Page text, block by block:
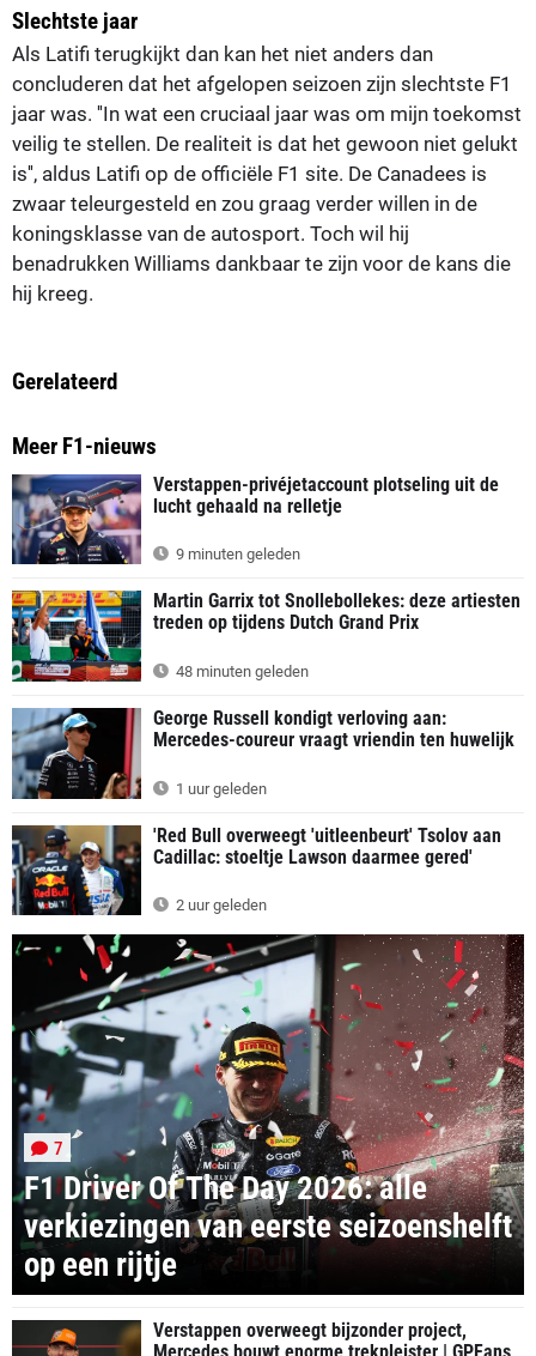
Slechtste jaar
Als Latifi terugkijkt dan kan het niet anders dan
concluderen dat het afgelopen seizoen zijn slechtste F1
jaar was. ''In wat een cruciaal jaar was om mijn toekomst
veilig te stellen. De realiteit is dat het gewoon niet gelukt
is'', aldus Latifi op de officiële F1 site. De Canadees is
zwaar teleurgesteld en zou graag verder willen in de
koningsklasse van de autosport. Toch wil hij
benadrukken Williams dankbaar te zijn voor de kans die
hij kreeg.
Gerelateerd
Meer F1-nieuws
Verstappen-privéjetaccount plotseling uit de
lucht gehaald na relletje
9 minuten geleden
Martin Garrix tot Snollebollekes: deze artiesten
treden op tijdens Dutch Grand Prix
48 minuten geleden
George Russell kondigt verloving aan:
Mercedes-coureur vraagt vriendin ten huwelijk
1 uur geleden
'Red Bull overweegt 'uitleenbeurt' Tsolov aan
Cadillac: stoeltje Lawson daarmee gered'
2 uur geleden
F1 Driver Of The Day 2026: alle
verkiezingen van eerste seizoenshelft
op een rijtje
7
Verstappen overweegt bijzonder project,